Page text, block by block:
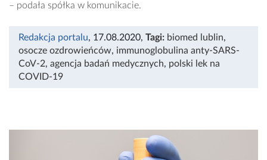
– podała spółka w komunikacie.
Redakcja portalu, 17.08.2020, Tagi: biomed lublin,
osocze ozdrowieńców, immunoglobulina anty-SARS-
CoV-2, agencja badań medycznych, polski lek na
COVID-19